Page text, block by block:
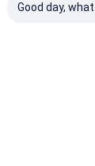
Good day,